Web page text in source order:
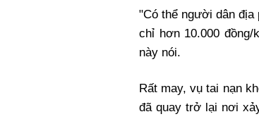
"Có thể người dân
chỉ hơn 10.000
này nói.
Rất may, vụ tai nạn
đã quay trở lại nơi